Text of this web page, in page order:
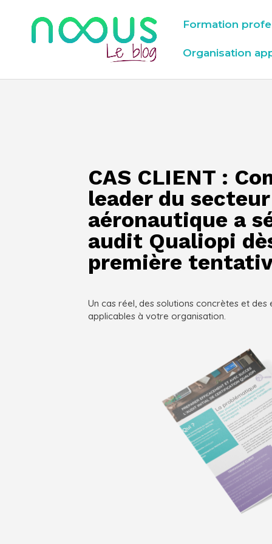
Formation
Organisation
CAS CLIENT :
leader du secteur
aéronautique a
audit Qualiopi
première
Un cas réel, des solutions concrètes et
applicables à votre organisation.